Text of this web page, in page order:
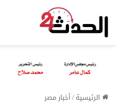
الرئيسية/أخبار مصر